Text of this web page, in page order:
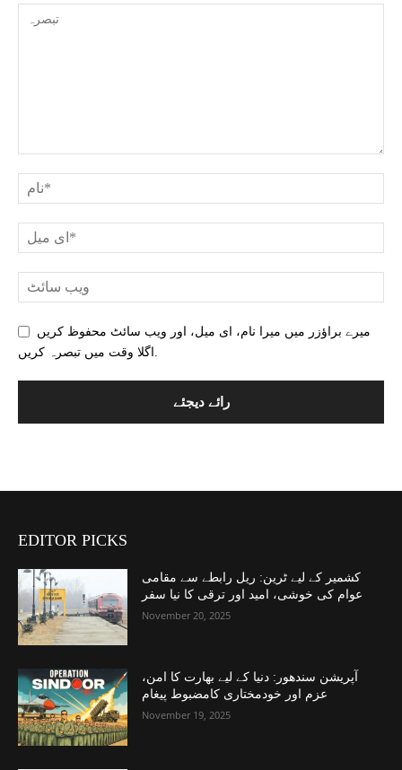
میرے براؤزر میں میرا نام، ای میل، اور ویب سائٹ محفوظ کریں
EDITOR PICKS
کشمیر کے لیے ٹرین: ریل رابطے سے مقامی
عوام کی خوشی، امید اور ترقی کا نیا سفر
November 20, 2025
آپریشن سندھور: دنیا کے لیے بھارت کا امن،
عزم اور خودمختاری کامضبوط پیغام
November 19, 2025